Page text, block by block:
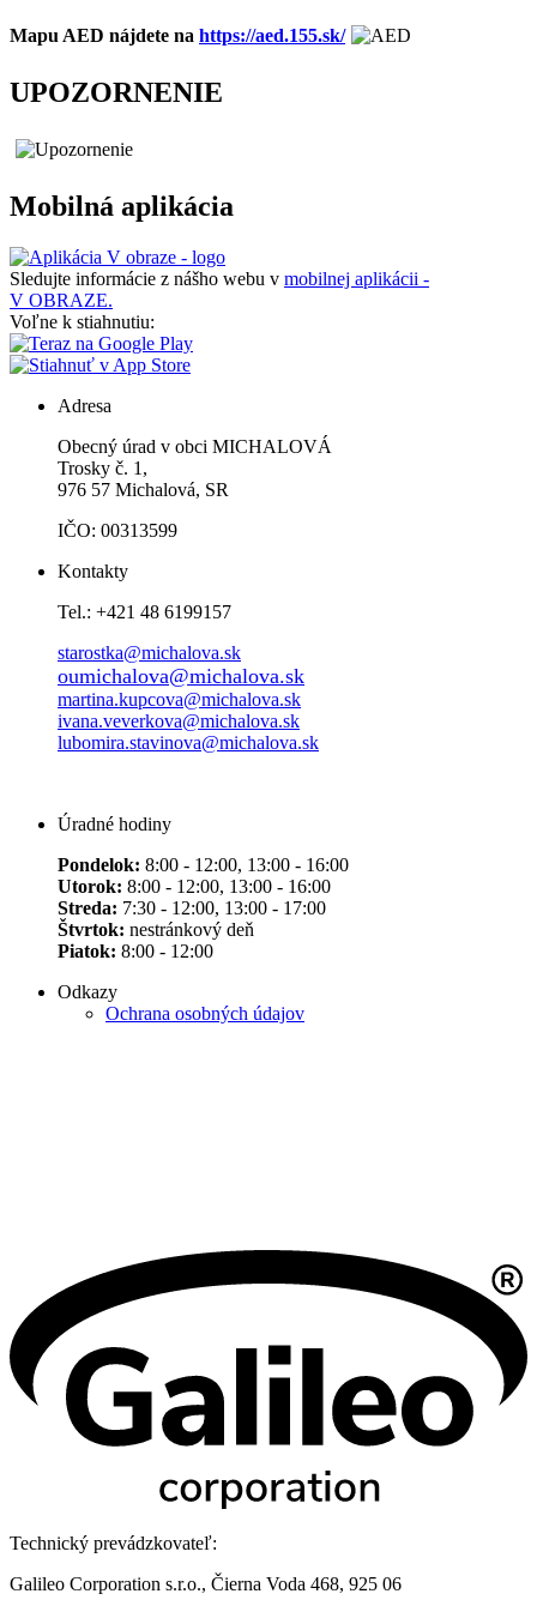
Mapu AED nájdete na https://aed.155.sk/
UPOZORNENIE
Mobilná aplikácia
Sledujte informácie z nášho webu v mobilnej aplikácii -
V OBRAZE.
Voľne k stiahnutiu:
Adresa
Obecný úrad v obci MICHALOVÁ
Trosky č. 1,
976 57 Michalová, SR
IČO: 00313599
Kontakty
Tel.: +421 48 6199157
starostka@michalova.sk
oumichalova@michalova.sk
martina.kupcova@michalova.sk
ivana.veverkova@michalova.sk
lubomira.stavinova@michalova.sk
Úradné hodiny
Pondelok: 8:00 - 12:00, 13:00 - 16:00
Utorok: 8:00 - 12:00, 13:00 - 16:00
Streda: 7:30 - 12:00, 13:00 - 17:00
Štvrtok: nestránkový deň
Piatok: 8:00 - 12:00
Odkazy
Ochrana osobných údajov
Technický prevádzkovateľ:
Galileo Corporation s.r.o., Čierna Voda 468, 925 06